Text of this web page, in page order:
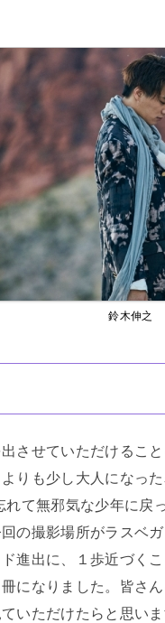
鈴木伸之
させていただけるこ
りも少し大人になっ
て無邪気な少年に戻
の撮影場所がラスベ
進出に、１歩近づく
になりました。皆さ
いただけたらと思いま